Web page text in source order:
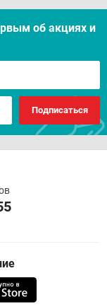
об акцияx и
Подписаться